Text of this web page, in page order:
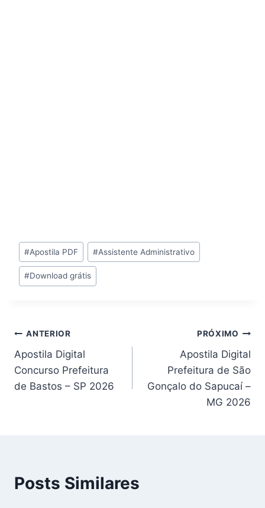
Tags
do
Post:
#Apostila PDF #Assistente Administrativo
#Download grátis
Navegação
de
Post
ANTERIOR
Apostila Digital
Concurso Prefeitura
de Bastos – SP 2026
PRÓXIMO
Apostila Digital
Prefeitura de São
Gonçalo do Sapucaí –
MG 2026
Posts Similares